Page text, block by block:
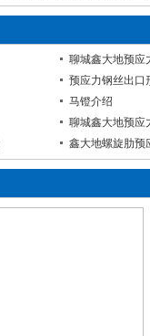
聊城鑫大地预应
预应力钢丝出口
马镫介绍
聊城鑫大地预应
鑫大地螺旋肋预